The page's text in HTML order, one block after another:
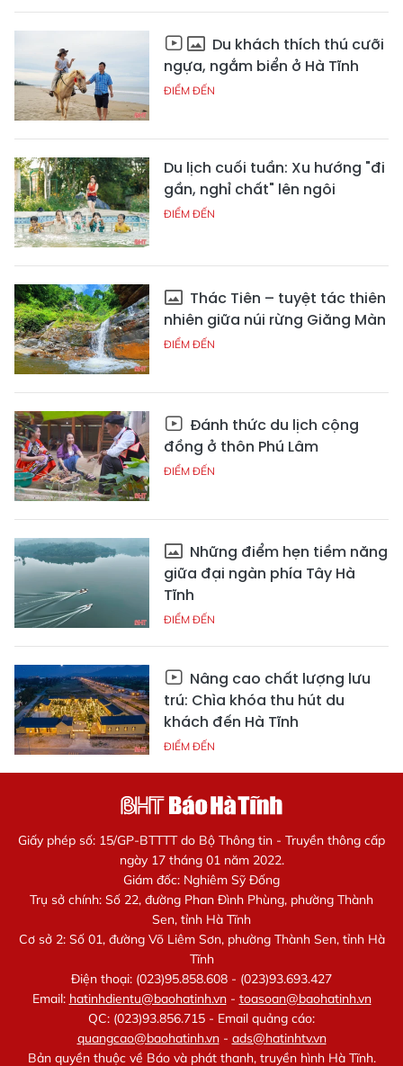
Du khách thích thú cưỡi
ngựa, ngắm biển ở Hà Tĩnh
ĐIỂM ĐẾN
Du lịch cuối tuần: Xu hướng "đi
gần, nghỉ chất" lên ngôi
ĐIỂM ĐẾN
Thác Tiên – tuyệt tác thiên
nhiên giữa núi rừng Giăng Màn
ĐIỂM ĐẾN
Đánh thức du lịch cộng
đồng ở thôn Phú Lâm
ĐIỂM ĐẾN
Những điểm hẹn tiềm năng
giữa đại ngàn phía Tây Hà
Tĩnh
ĐIỂM ĐẾN
Nâng cao chất lượng lưu
trú: Chìa khóa thu hút du
khách đến Hà Tĩnh
ĐIỂM ĐẾN
Giấy phép số: 15/GP-BTTTT do Bộ Thông tin - Truyền thông cấp
ngày 17 tháng 01 năm 2022.
Giám đốc: Nghiêm Sỹ Đống
Trụ sở chính: Số 22, đường Phan Đình Phùng, phường Thành
Sen, tỉnh Hà Tĩnh
Cơ sở 2: Số 01, đường Võ Liêm Sơn, phường Thành Sen, tỉnh Hà
Tĩnh
Điện thoại: (023)95.858.608 - (023)93.693.427
Email: hatinhdientu@baohatinh.vn- toasoan@baohatinh.vn
QC: (023)93.856.715 - Email quảng cáo:
quangcao@baohatinh.vn- ads@hatinhtv.vn
Bản quyền thuộc về Báo và phát thanh, truyền hình Hà Tĩnh.